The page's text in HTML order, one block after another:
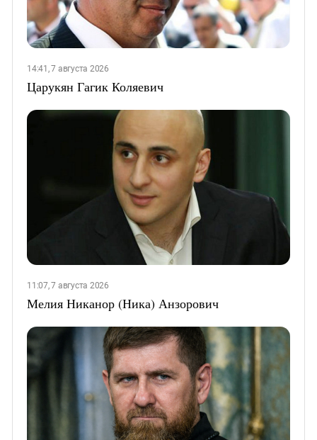
14:41, 7 августа 2026
Царукян Гагик Коляевич
11:07, 7 августа 2026
Мелия Никанор (Ника) Анзорович